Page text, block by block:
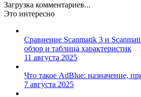
Загрузка комментариев...
Это интересно
Сравнение Scanmatik 3 и
обзор и таблица характеристик
11 августа 2025
Что такое AdBlue: назначение,
7 августа 2025